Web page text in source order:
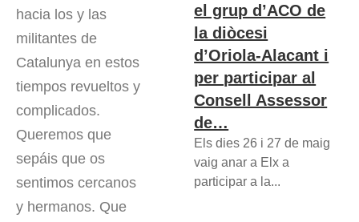
hacia los y las
militantes de
Catalunya en estos
tiempos revueltos y
complicados.
Queremos que
sepáis que os
sentimos cercanos
y hermanos. Que
el grup d’ACO de
la diòcesi
d’Oriola-Alacant i
per participar al
Consell Assessor
de…
Els dies 26 i 27 de maig
vaig anar a Elx a
participar a la...